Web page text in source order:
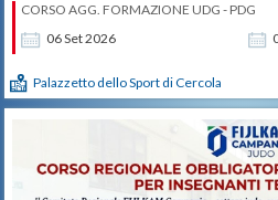
06Set2026
CORSO AGG. FORMAZIONE UDG - PDG
Palazzetto dello Sport di Cercola